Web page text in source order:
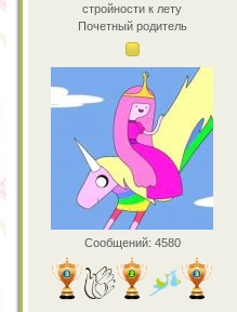
стройности к лету
Почетный родитель
Сообщений: 4580